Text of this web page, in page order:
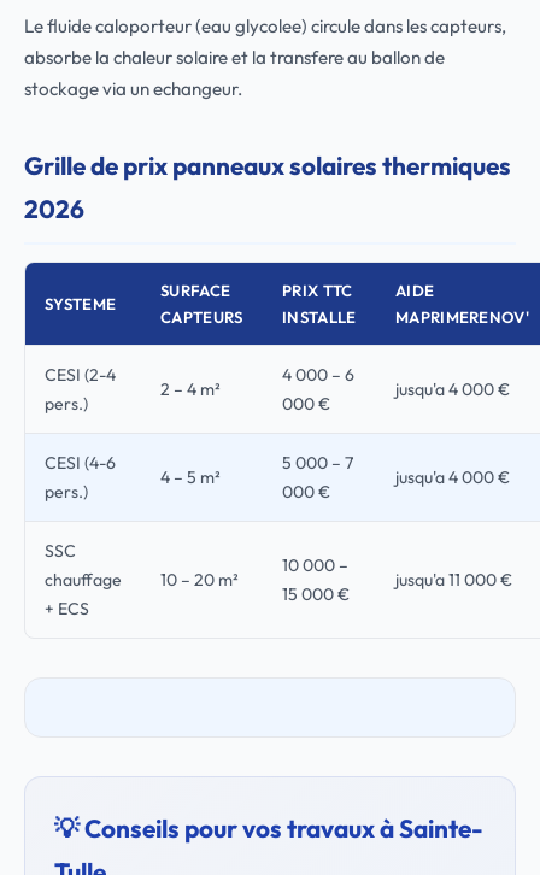
Le fluide caloporteur (eau glycolee) circule dans les capteurs,
absorbe la chaleur solaire et la transfere au ballon de
stockage via un echangeur.
Grille de prix panneaux solaires thermiques
2026
SYSTEME
SURFACE
CAPTEURS
PRIX TTC
INSTALLE
AIDE
MAPRIMERENOV'
CESI (2-4
pers.)
2 – 4 m²
4 000 – 6
000 €
jusqu'a 4 000 €
CESI (4-6
pers.)
4 – 5 m²
5 000 – 7
000 €
jusqu'a 4 000 €
SSC
chauffage
+ ECS
10 – 20 m²
10 000 –
15 000 €
jusqu'a 11 000 €
💡 Conseils pour vos travaux à Sainte-